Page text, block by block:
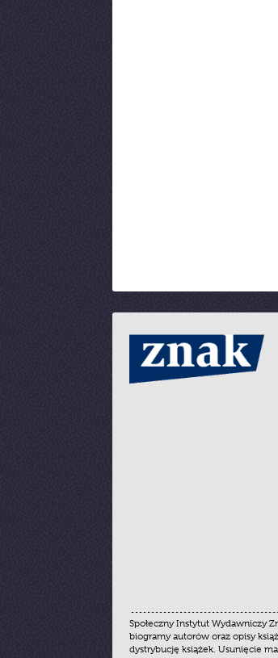
Społeczny Instytut Wydawniczy
biogramy autorów oraz opisy
dystrybucję książek. Usunięcie